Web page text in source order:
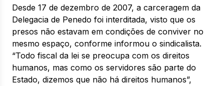
Desde 17 de dezembro de 2007, a carceragem da
Delegacia de Penedo foi interditada, visto que os
presos não estavam em condições de conviver no
mesmo espaço, conforme informou o sindicalista.
“Todo fiscal da lei se preocupa com os direitos
humanos, mas como os servidores são parte do
Estado, dizemos que não há direitos humanos”,